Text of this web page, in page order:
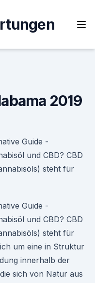
2019
Guide -
und CBD? CBD
steht für
Guide -
und CBD? CBD
steht für
um eine in Struktur
innerhalb der
sich von Natur aus